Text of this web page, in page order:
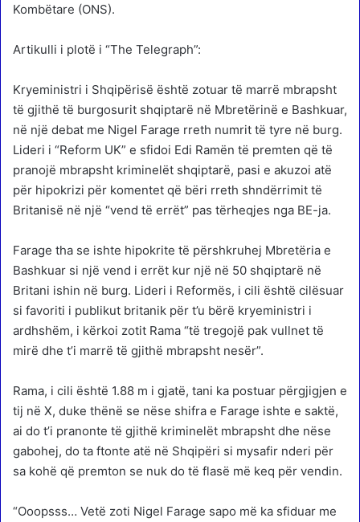
Kombëtare (ONS).
Artikulli i plotë i “The Telegraph”:
Kryeministri i Shqipërisë është zotuar të marrë mbrapsht
të gjithë të burgosurit shqiptarë në Mbretërinë e Bashkuar,
në një debat me Nigel Farage rreth numrit të tyre në burg.
Lideri i “Reform UK” e sfidoi Edi Ramën të premten që të
pranojë mbrapsht kriminelët shqiptarë, pasi e akuzoi atë
për hipokrizi për komentet që bëri rreth shndërrimit të
Britanisë në një “vend të errët” pas tërheqjes nga BE-ja.
Farage tha se ishte hipokrite të përshkruhej Mbretëria e
Bashkuar si një vend i errët kur një në 50 shqiptarë në
Britani ishin në burg. Lideri i Reformës, i cili është cilësuar
si favoriti i publikut britanik për t’u bërë kryeministri i
ardhshëm, i kërkoi zotit Rama “të tregojë pak vullnet të
mirë dhe t’i marrë të gjithë mbrapsht nesër”.
Rama, i cili është 1.88 m i gjatë, tani ka postuar përgjigjen e
tij në X, duke thënë se nëse shifra e Farage ishte e saktë,
ai do t’i pranonte të gjithë kriminelët mbrapsht dhe nëse
gabohej, do ta ftonte atë në Shqipëri si mysafir nderi për
sa kohë që premton se nuk do të flasë më keq për vendin.
“Ooopsss… Vetë zoti Nigel Farage sapo më ka sfiduar me